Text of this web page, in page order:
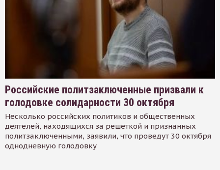
Российские политзаключенные призвали к
голодовке солидарности 30 октября
Несколько российских политиков и общественных
деятелей, находящихся за решеткой и признанных
политзаключенными, заявили, что проведут 30 октября
однодневную голодовку